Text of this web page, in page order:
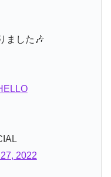
ました🎶
2022